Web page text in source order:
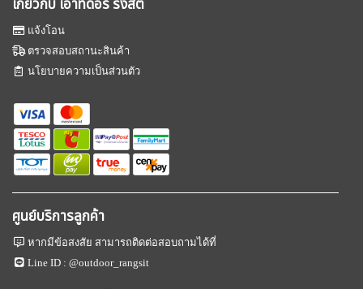
เกี่ยวกับ เอาท์ดอร์ รังสิต
แจ้งโอน
ตรวจสอบสถานะสินค้า
นโยบายความเป็นส่วนตัว
ศูนย์บริการลูกค้า
หากมีข้อสงสัย สามารถติดต่อสอบถามได้ที่
Line ID :@outdoor_rangsit